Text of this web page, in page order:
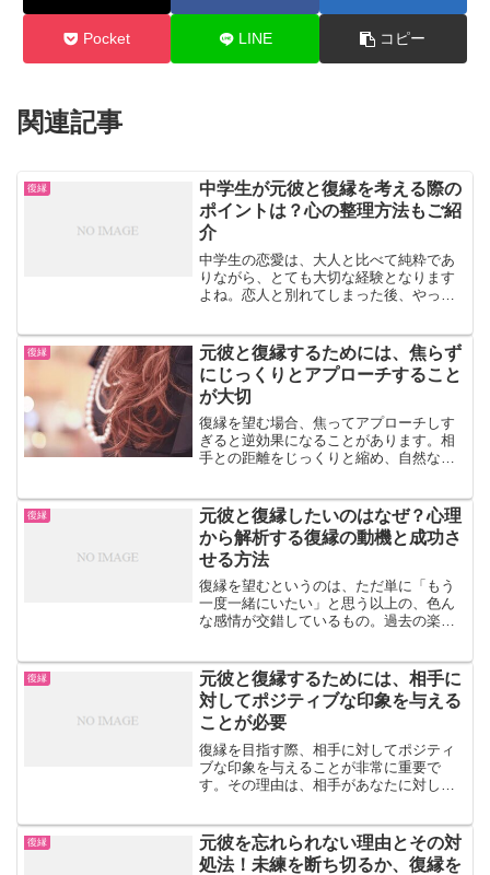
Pocket LINE コピー
関連記事
復縁
中学生が元彼と復縁を考える際の
ポイントは？心の整理方法もご紹
介
中学生の恋愛は、大人と比べて純粋であ
りながら、とても大切な経験となります
よね。恋人と別れてしまった後、やっぱ
生の皆さんが元彼と復縁を考えるときに
知っておくべきポイントや...
復縁
元彼と復縁するためには、焦らず
にじっくりとアプローチすること
が大切
復縁を望む場合、焦ってアプローチしす
ぎると逆効果になることがあります。相
手との距離をじっくりと縮め、自然な形
じっくりとアプローチする方法について
解説していきます。【1....
復縁
元彼と復縁したいのはなぜ？心理
から解析する復縁の動機と成功さ
せる方法
復縁を望むというのは、ただ単に「もう
一度一緒にいたい」と思う以上の、色ん
な感情が交錯しているもの。過去の楽し
しさや失ったものへの未練。これらが複
雑に絡み合って、「もう一...
復縁
元彼と復縁するためには、相手に
対してポジティブな印象を与える
ことが必要
復縁を目指す際、相手に対してポジティ
ブな印象を与えることが非常に重要で
す。その理由は、相手があなたに対して
です。この記事では、元彼と復縁するた
めに相手に対してポジティブ...
復縁
元彼を忘れられない理由とその対
処法！未練を断ち切るか、復縁を